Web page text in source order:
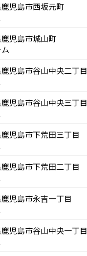
児島市西坂元町
児島市城山町
児島市谷山中央二丁目
児島市谷山中央三丁目
児島市下荒田三丁目
児島市下荒田二丁目
児島市永吉一丁目
児島市谷山中央一丁目